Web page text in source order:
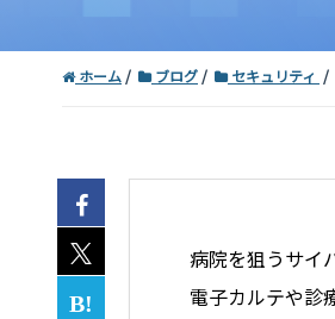
ホーム ブログ セキュリティ
病院を狙うサイ
電子カルテや診